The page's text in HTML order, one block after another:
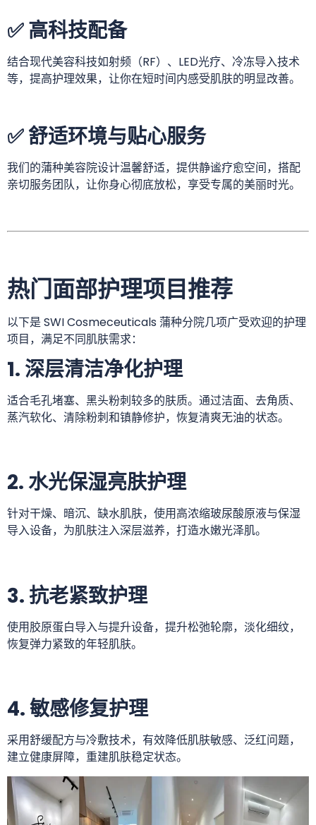
✅ 高科技配备
结合现代美容科技如射频（RF）、LED光疗、冷冻导入技术
等，提高护理效果，让你在短时间内感受肌肤的明显改善。
✅ 舒适环境与贴心服务
我们的蒲种美容院设计温馨舒适，提供静谧疗愈空间，搭配
亲切服务团队，让你身心彻底放松，享受专属的美丽时光。
热门面部护理项目推荐
以下是 SWI Cosmeceuticals 蒲种分院几项广受欢迎的护理
项目，满足不同肌肤需求：
1. 深层清洁净化护理
适合毛孔堵塞、黑头粉刺较多的肤质。通过洁面、去角质、
蒸汽软化、清除粉刺和镇静修护，恢复清爽无油的状态。
2. 水光保湿亮肤护理
针对干燥、暗沉、缺水肌肤，使用高浓缩玻尿酸原液与保湿
导入设备，为肌肤注入深层滋养，打造水嫩光泽肌。
3. 抗老紧致护理
使用胶原蛋白导入与提升设备，提升松弛轮廓，淡化细纹，
恢复弹力紧致的年轻肌肤。
4. 敏感修复护理
采用舒缓配方与冷敷技术，有效降低肌肤敏感、泛红问题，
建立健康屏障，重建肌肤稳定状态。